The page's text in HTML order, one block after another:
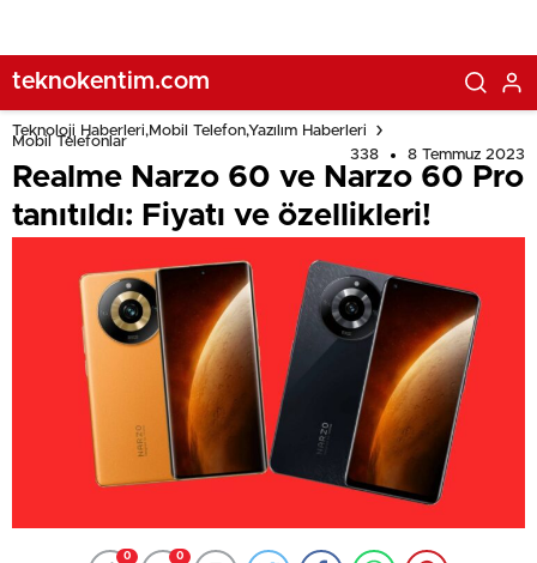
teknokentim.com
Teknoloji Haberleri,Mobil Telefon,Yazılım Haberleri
Mobil Telefonlar
338
8 Temmuz 2023
Realme Narzo 60 ve Narzo 60 Pro
tanıtıldı: Fiyatı ve özellikleri!
0 0